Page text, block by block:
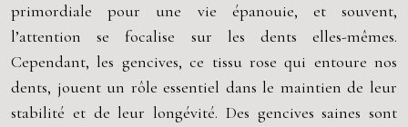
primordiale pour une vie épanouie, et souvent,
l’attention se focalise sur les dents elles-mêmes.
Cependant, les gencives, ce tissu rose qui entoure nos
dents, jouent un rôle essentiel dans le maintien de leur
stabilité et de leur longévité. Des gencives saines sont